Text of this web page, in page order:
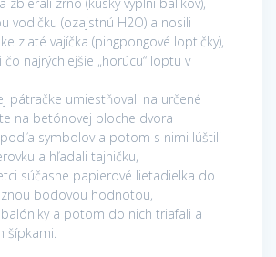
vodičku (ozajstnú H2O) a nosili
zlaté vajíčka (pingpongové loptičky),
najrýchlejšie „horúcu“ loptu v
pátračke umiestňovali na určené
na betónovej ploche dvora
symbolov a potom s nimi lúštili
a hľadali tajničku,
súčasne papierové lietadielka do
bodovou hodnotou,
a potom do nich triafali a
šípkami.